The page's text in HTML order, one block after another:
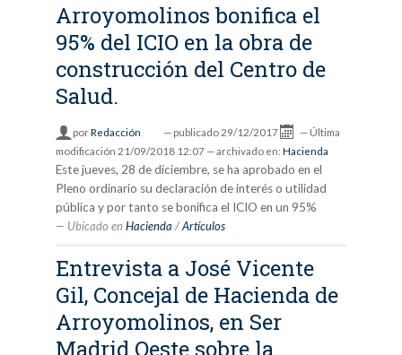
Arroyomolinos bonifica el
95% del ICIO en la obra de
construcción del Centro de
Salud.
porRedacción — publicado 29/12/2017 — Última
modificación 21/09/2018 12:07 — archivado en: Hacienda
Este jueves, 28 de diciembre, se ha aprobado en el
Pleno ordinario su declaración de interés o utilidad
pública y por tanto se bonifica el ICIO en un 95%
Ubicado en Hacienda /Artículos
Entrevista a José Vicente
Gil, Concejal de Hacienda de
Arroyomolinos, en Ser
Madrid Oeste sobre la